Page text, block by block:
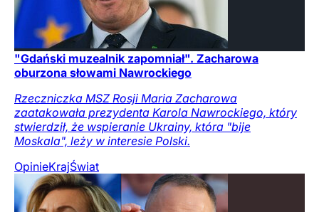
"Gdański muzealnik zapomniał". Zacharowa
oburzona słowami Nawrockiego
Rzeczniczka MSZ Rosji Maria Zacharowa
zaatakowała prezydenta Karola Nawrockiego, który
stwierdził, że wspieranie Ukrainy, która "bije
Moskala", leży w interesie Polski.
OpinieKrajŚwiat